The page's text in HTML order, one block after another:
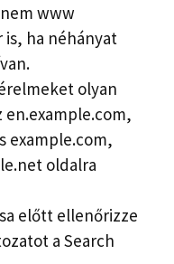
www
ha néhányat
olyan
example.com,
oldalra
előtt ellenőrizze
a Search